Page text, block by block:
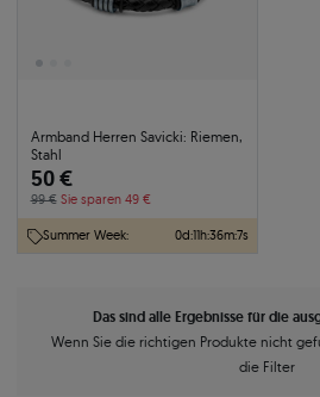
Armband Herren Savicki: Riemen,
Stahl
50 €
99 € Sie sparen 49 €
Summer Week: 0d:11h:36m:6s
Das sind alle Ergebnisse für die
Wenn Sie die richtigen Produkte nicht
die Filter